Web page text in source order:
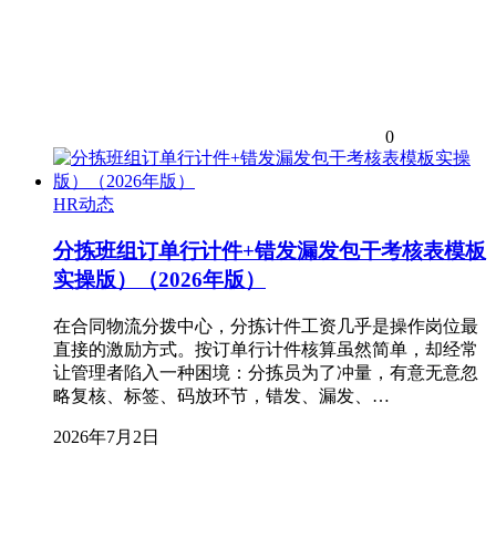
0
HR动态
分拣班组订单行计件+错发漏发包干考核表模板
实操版）（2026年版）
在合同物流分拨中心，分拣计件工资几乎是操作岗位最
直接的激励方式。按订单行计件核算虽然简单，却经常
让管理者陷入一种困境：分拣员为了冲量，有意无意忽
略复核、标签、码放环节，错发、漏发、…
2026年7月2日